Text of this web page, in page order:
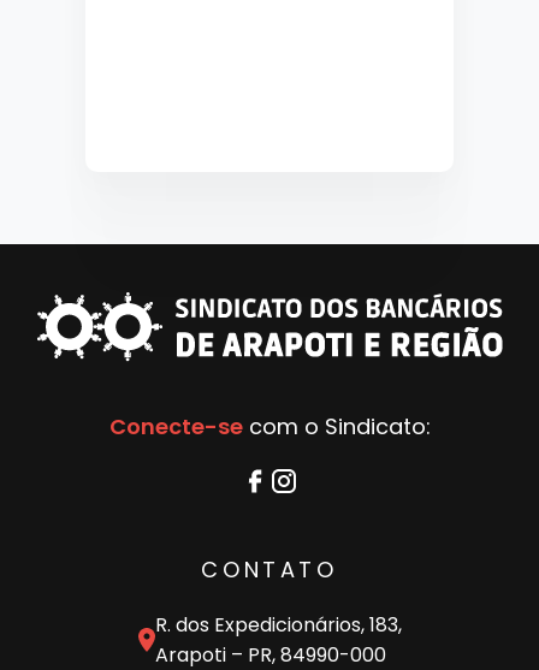
Conecte-secom o Sindicato:
CONTATO
R. dos Expedicionários, 183,
Arapoti – PR, 84990-000